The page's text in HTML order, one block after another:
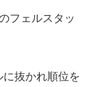
フェルスタッ
抜かれ順位を